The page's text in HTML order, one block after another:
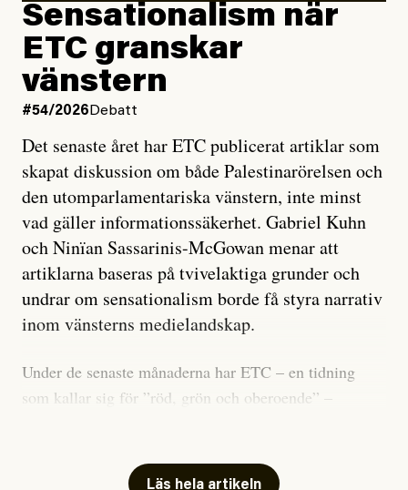
Sensationalism när
ETC granskar
vänstern
#54/2026 Debatt
Det senaste året har ETC publicerat artiklar som
skapat diskussion om både Palestinarörelsen och
den utomparlamentariska vänstern, inte minst
vad gäller informationssäkerhet. Gabriel Kuhn
och Ninïan Sassarinis-McGowan menar att
artiklarna baseras på tvivelaktiga grunder och
undrar om sensationalism borde få styra narrativ
inom vänsterns medielandskap.
Under de senaste månaderna har ETC – en tidning
som kallar sig för ”röd, grön och oberoende” –
skriver för? Vad betyder det att vara en ”röd, grön och
Läs hela artikeln